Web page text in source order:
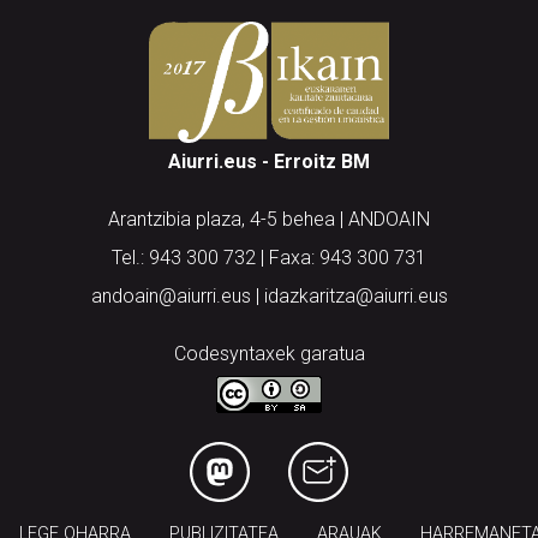
Aiurri.eus - Erroitz BM
Arantzibia plaza, 4-5 behea | ANDOAIN
Tel.: 943 300 732 | Faxa: 943 300 731
andoain@aiurri.eus | idazkaritza@aiurri.eus
Codesyntaxek garatua
LEGE OHARRA PUBLIZITATEA ARAUAK